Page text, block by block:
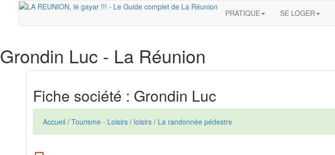
PRATIQUE SE LOGER
Grondin Luc - La Réunion
Fiche société : Grondin Luc
Accueil / Tourisme - Loisirs / loisirs / La randonnée pédestre